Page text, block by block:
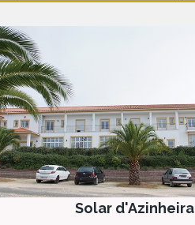
Solar d'Azinheira